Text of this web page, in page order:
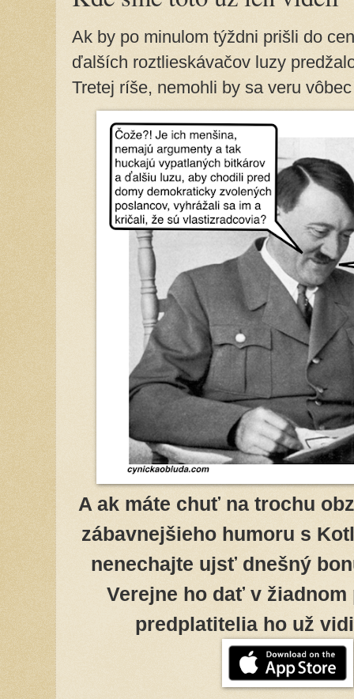
Ak by po minulom týždni prišli do
ďalších roztlieskávačov luzy
Tretej ríše, nemohli by sa veru
A ak máte chuť na trochu
zábavnejšieho humoru s
nenechajte ujsť dnešný
Verejne ho dať v
predplatitelia ho už